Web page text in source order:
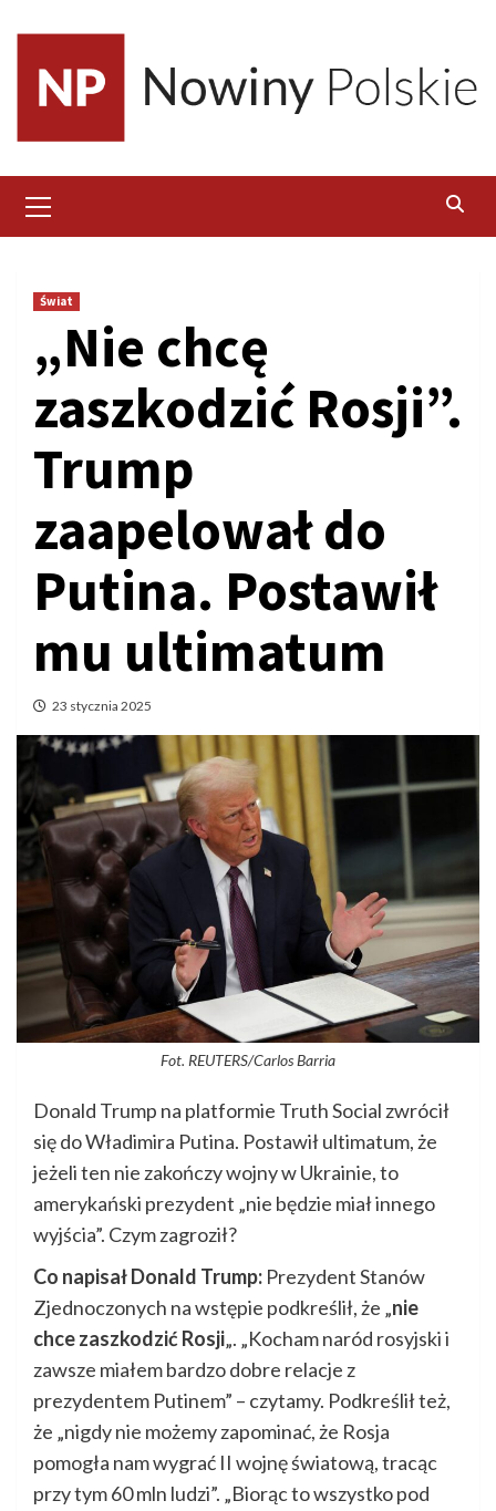
content
Menu
Świat
„Nie chcę
zaszkodzić Rosji”.
Trump
zaapelował do
Putina. Postawił
mu ultimatum
23 stycznia 2025
Fot. REUTERS/Carlos Barria
Donald Trump na platformie Truth Social zwrócił
się do Władimira Putina. Postawił ultimatum, że
jeżeli ten nie zakończy wojny w Ukrainie, to
amerykański prezydent „nie będzie miał innego
wyjścia”. Czym zagroził?
Co napisał Donald Trump: Prezydent Stanów
Zjednoczonych na wstępie podkreślił, że „nie
chce zaszkodzić Rosji„. „Kocham naród rosyjski i
zawsze miałem bardzo dobre relacje z
prezydentem Putinem” – czytamy. Podkreślił też,
że „nigdy nie możemy zapominać, że Rosja
pomogła nam wygrać II wojnę światową, tracąc
przy tym 60 mln ludzi”. „Biorąc to wszystko pod